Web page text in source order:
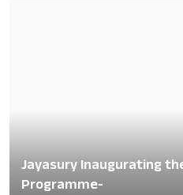
Jayasury Inaugurating
Programme-